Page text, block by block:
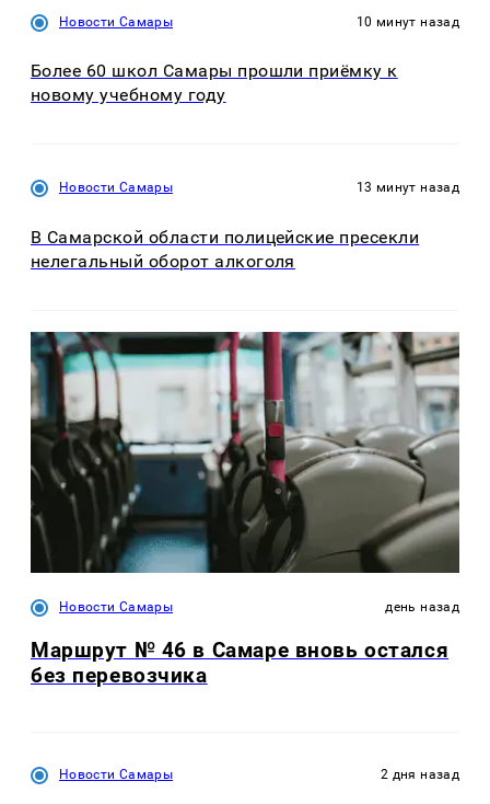
Новости Самары 10 минут назад
Более 60 школ Самары прошли приёмку к
новому учебному году
Новости Самары 13 минут назад
В Самарской области полицейские пресекли
нелегальный оборот алкоголя
Новости Самары день назад
Маршрут № 46 в Самаре вновь остался
без перевозчика
Новости Самары 2 дня назад